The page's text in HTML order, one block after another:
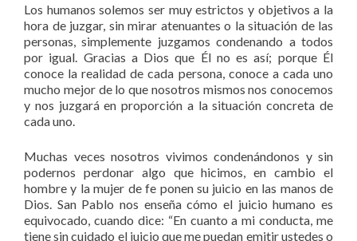
Los humanos solemos ser muy estrictos y objetivos a la
hora de juzgar, sin mirar atenuantes o la situación de las
personas, simplemente juzgamos condenando a todos
por igual. Gracias a Dios que Él no es así; porque Él
conoce la realidad de cada persona, conoce a cada uno
mucho mejor de lo que nosotros mismos nos conocemos
y nos juzgará en proporción a la situación concreta de
cada uno.
Muchas veces nosotros vivimos condenándonos y sin
podernos perdonar algo que hicimos, en cambio el
hombre y la mujer de fe ponen su juicio en las manos de
Dios. San Pablo nos enseña cómo el juicio humano es
equivocado, cuando dice: “En cuanto a mi conducta, me
tiene sin cuidado el juicio que me puedan emitir ustedes o